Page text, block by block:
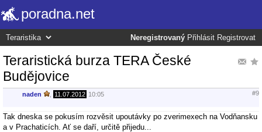
poradna.net
Neregistrovaný Přihlásit Registrovat
Teraristická burza TERA České
Budějovice
naden 11.07.2012 10:05 #9
Tak dneska se pokusím rozvěsit upoutávky po zverimexech na Vodňansku
a v Prachaticích. Ať se daří, určitě přijedu...